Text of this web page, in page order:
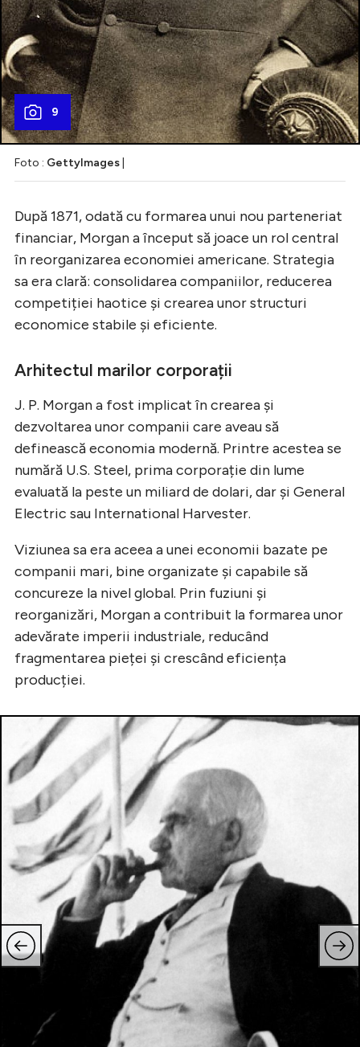
9
Foto : GettyImages
După 1871, odată cu formarea unui nou parteneriat
financiar, Morgan a început să joace un rol central
în reorganizarea economiei americane. Strategia
sa era clară: consolidarea companiilor, reducerea
competiției haotice și crearea unor structuri
economice stabile și eficiente.
Arhitectul marilor corporații
J. P. Morgan a fost implicat în crearea și
dezvoltarea unor companii care aveau să
definească economia modernă. Printre acestea se
numără U.S. Steel, prima corporație din lume
evaluată la peste un miliard de dolari, dar și General
Electric sau International Harvester.
Viziunea sa era aceea a unei economii bazate pe
companii mari, bine organizate și capabile să
concureze la nivel global. Prin fuziuni și
reorganizări, Morgan a contribuit la formarea unor
adevărate imperii industriale, reducând
fragmentarea pieței și crescând eficiența
producției.